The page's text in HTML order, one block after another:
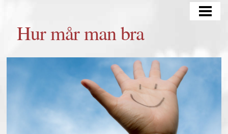
TÄNKA POSITIVT
Hur mår man bra